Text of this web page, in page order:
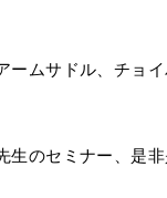
ムサドル、チョ
のセミナー、是